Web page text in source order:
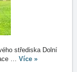
střediska Dolní
… Více »